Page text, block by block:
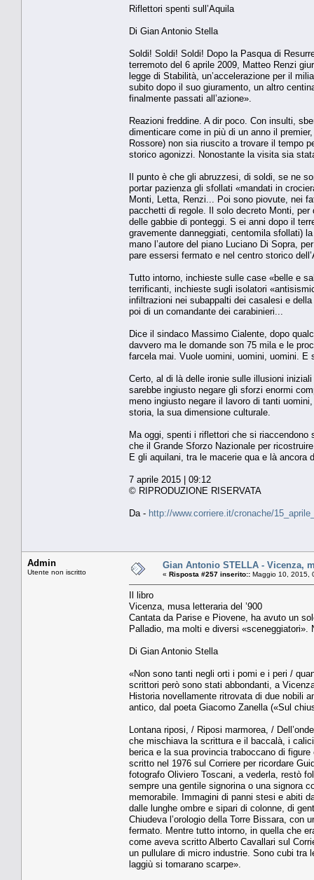
Riflettori spenti sull’Aquila
Di Gian Antonio Stella
Soldi! Soldi! Soldi! Dopo la Pasqua di
terremoto del 6 aprile 2009, Matteo Renzi
legge di Stabilità, un’accelerazione per il
subito dopo il suo giuramento, un altro
finalmente passati all’azione».
Reazioni freddine. A dir poco. Con insulti,
dimenticare come in più di un anno il
Rossore) non sia riuscito a trovare il tempo
storico agonizzi. Nonostante la visita sia
Il punto è che gli abruzzesi, di soldi, se ne
portar pazienza gli sfollati «mandati in
Monti, Letta, Renzi... Poi sono piovute, nei
pacchetti di regole. Il solo decreto Monti, per
delle gabbie di ponteggi. S ei anni dopo il
gravemente danneggiati, centomila sfollati)
mano l’autore del piano Luciano Di Sopra,
pare essersi fermato e nel centro storico
Tutto intorno, inchieste sulle case «belle e
terrificanti, inchieste sugli isolatori
infiltrazioni nei subappalti dei casalesi e
poi di un comandante dei carabinieri...
Dice il sindaco Massimo Cialente, dopo
davvero ma le domande son 75 mila e le
farcela mai. Vuole uomini, uomini, uomini.
Certo, al di là delle ironie sulle illusioni
sarebbe ingiusto negare gli sforzi enormi
meno ingiusto negare il lavoro di tanti
storia, la sua dimensione culturale.
Ma oggi, spenti i riflettori che si
che il Grande Sforzo Nazionale per
E gli aquilani, tra le macerie qua e là ancora
7 aprile 2015 | 09:12
© RIPRODUZIONE RISERVATA
Da - http://www.corriere.it/cronache/
Admin
Utente non iscritto
Gian Antonio STELLA - Vicenza,
« Risposta #257 inserito:: Maggio 10, 2015,
Il libro
Vicenza, musa letteraria del ’900
Cantata da Parise e Piovene, ha avuto un
Palladio, ma molti e diversi «sceneggiatori».
Di Gian Antonio Stella
«Non sono tanti negli orti i pomi e i peri /
scrittori però sono stati abbondanti, a
Historia novellamente ritrovata di due nobili
antico, dal poeta Giacomo Zanella («Sul
Lontana riposi, / Riposi marmorea, /
che mischiava la scrittura e il baccalà, i
berica e la sua provincia traboccano di
scritto nel 1976 sul Corriere per ricordare
fotografo Oliviero Toscani, a vederla, restò
sempre una gentile signorina o una signora
memorabile. Immagini di panni stesi e abiti
dalle lunghe ombre e sipari di colonne, di
Chiudeva l’orologio della Torre Bissara, con
fermato. Mentre tutto intorno, in quella che
come aveva scritto Alberto Cavallari sul
un pullulare di micro industrie. Sono cubi
laggiù si tomarano scarpe».